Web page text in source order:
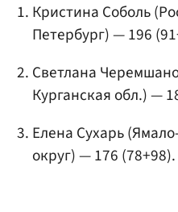
Кристина Соболь
Петербург) — 196
Светлана
Курганская обл.) —
Елена Сухарь
округ) — 176 (78+98).